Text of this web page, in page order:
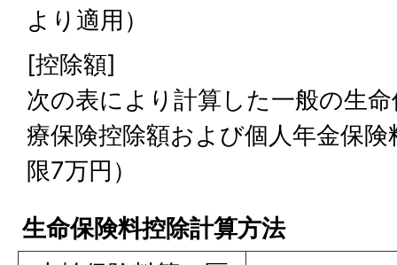
より適用）
[控除額]
次の表により計算した一般の生
療保険控除額および個人年金保
限7万円）
生命保険料控除計算方法